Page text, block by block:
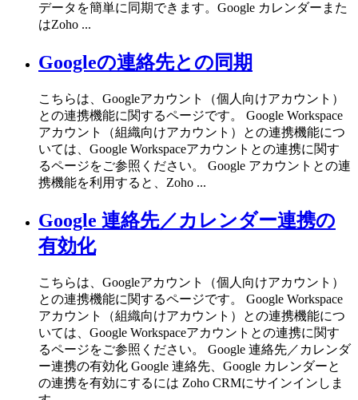
データを簡単に同期できます。Google カレンダーまた
はZoho ...
Googleの連絡先との同期
こちらは、Googleアカウント（個人向けアカウント）
との連携機能に関するページです。 Google Workspace
アカウント（組織向けアカウント）との連携機能につ
いては、Google Workspaceアカウントとの連携に関す
るページをご参照ください。 Google アカウントとの連
携機能を利用すると、Zoho ...
Google 連絡先／カレンダー連携の
有効化
こちらは、Googleアカウント（個人向けアカウント）
との連携機能に関するページです。 Google Workspace
アカウント（組織向けアカウント）との連携機能につ
いては、Google Workspaceアカウントとの連携に関す
るページをご参照ください。 Google 連絡先／カレンダ
ー連携の有効化 Google 連絡先、Google カレンダーと
の連携を有効にするには Zoho CRMにサインインしま